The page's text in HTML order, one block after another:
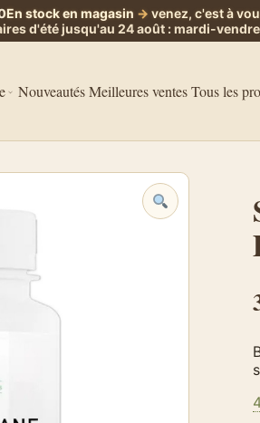
d'été jusqu'au 24 août : mardi-
En stock en magasin → venez, c'est à
Nouveautés Meilleures ventes Tous les